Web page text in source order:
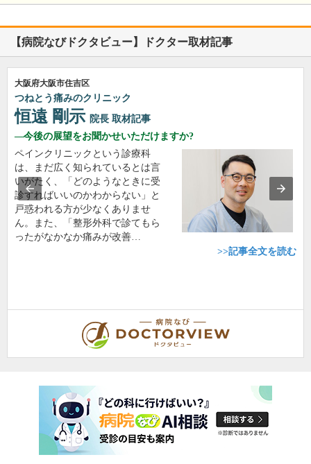
【病院なびドクタビュー】ドクター取材記事
大阪府大阪市住吉区
つねとう痛みのクリニック
恒遠 剛示 院長 取材記事
今後の展望をお聞かせいただけますか?
ペインクリニックという診療科
は、まだ広く知られているとは言
いがたく、「どのようなときに受
診すればいいのかわからない」と
戸惑われる方が少なくありませ
ん。また、「整形外科で診てもら
ったがなかなか痛みが改善…
>>記事全文を読む